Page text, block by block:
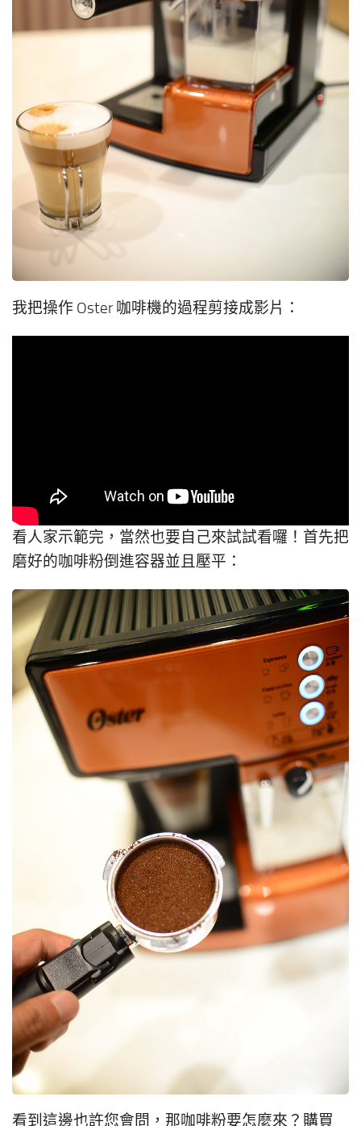
我把操作 Oster 咖啡機的過程剪接成影片：
看人家示範完，當然也要自己來試試看囉！首先把
磨好的咖啡粉倒進容器並且壓平：
看到這邊也許您會問，那咖啡粉要怎麼來？購買